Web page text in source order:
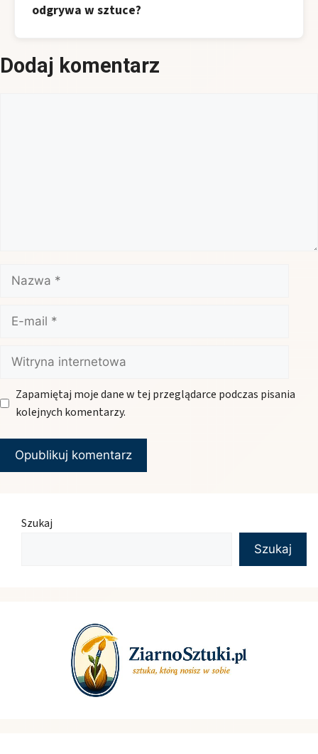
odgrywa w sztuce?
Dodaj komentarz
Nazwa
mail
Witryna
internetowa
Zapamiętaj moje dane w tej przeglądarce podczas pisania
kolejnych komentarzy.
Szukaj
Szukaj